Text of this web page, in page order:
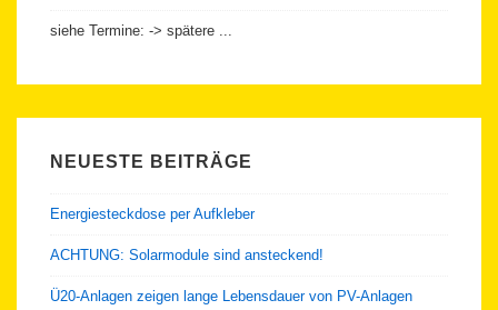
siehe Termine: -> spätere ...
NEUESTE BEITRÄGE
Energiesteckdose per Aufkleber
ACHTUNG: Solarmodule sind ansteckend!
Ü20-Anlagen zeigen lange Lebensdauer von PV-Anlagen